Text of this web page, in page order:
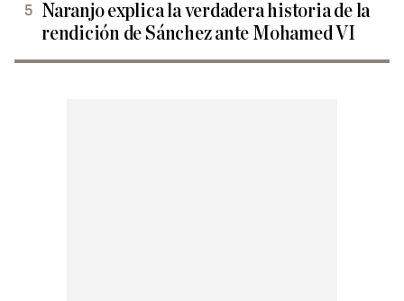
Naranjo explica la verdadera historia de la
rendición de Sánchez ante Mohamed VI